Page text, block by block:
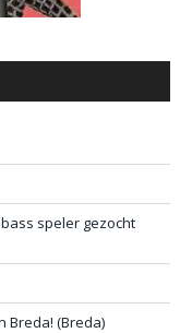
speler gezocht
Breda! (Breda)